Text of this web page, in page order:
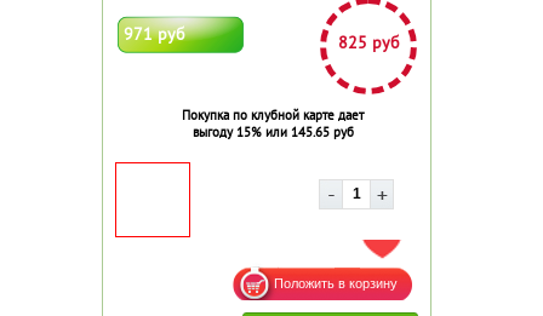
971 руб 825 руб
Покупка по клубной карте дает
выгоду 15% или 145.65 руб
ДОБАВИТЬ В ИЗБРАННОЕ